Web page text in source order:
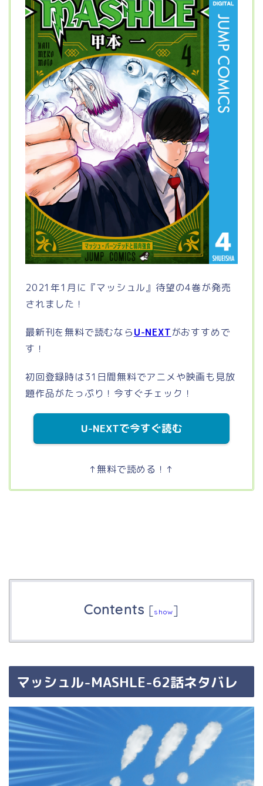
2021年1月に『マッシュル』待望の4巻が発売
されました！
最新刊を無料で読むならU-NEXTがおすすめで
す！
初回登録時は31日間無料でアニメや映画も見放
題作品がたっぷり！今すぐチェック！
U-NEXTで今すぐ読む
↑無料で読める！↑
Contents [show]
マッシュル-MASHLE-62話ネタバレ